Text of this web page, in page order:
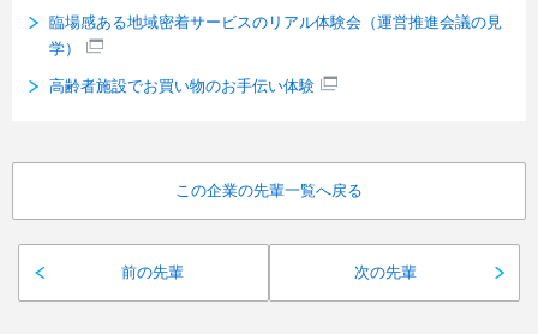
臨場感ある地域密着サービスのリアル体験会（運営推進会議の見
学）
高齢者施設でお買い物のお手伝い体験
前の先輩
この企業の先輩一覧へ戻る
次の先輩